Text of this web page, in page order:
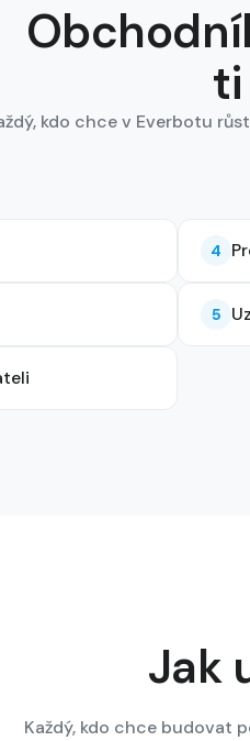
ti
kdo chce v Everbotu
4
5
Jak
Každý, kdo chce budovat